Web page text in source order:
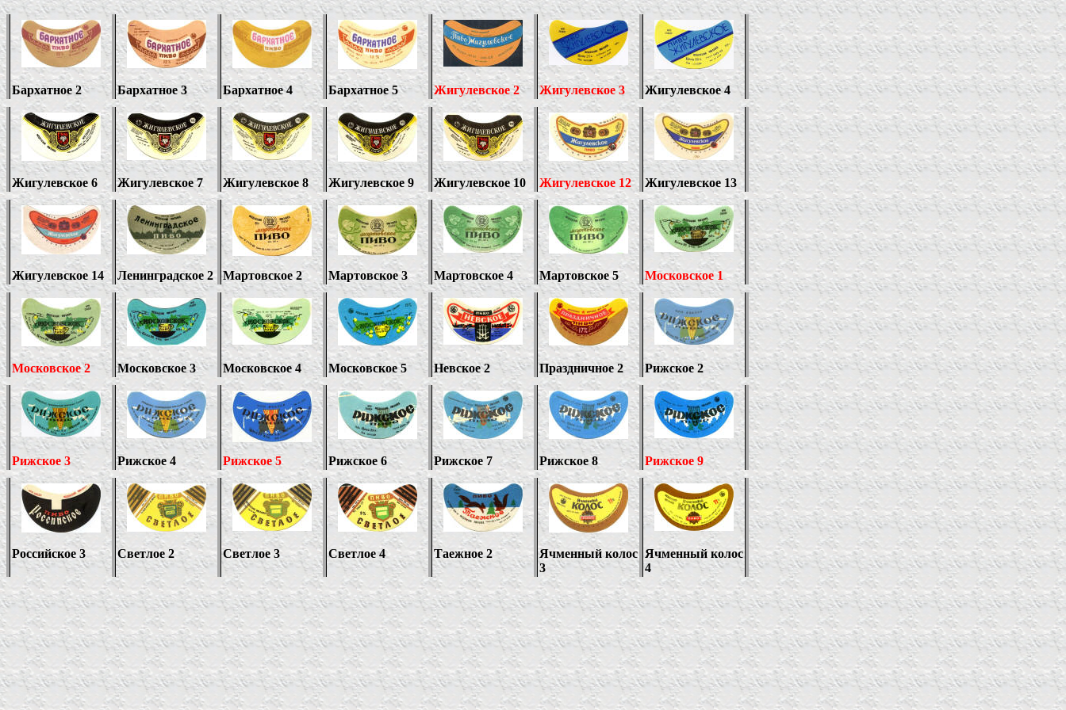
Бархатное 2 Бархатное 3 Бархатное 4 Бархатное 5 Жигулевское 2 Жигулевское 3 Жигулевское 4
Жигулевское 6 Жигулевское 7 Жигулевское 8 Жигулевское 9 Жигулевское 10 Жигулевское 12 Жигулевское 13
Жигулевское 14 Ленинградское 2 Мартовское 2 Мартовское 3 Мартовское 4 Мартовское 5 Московское 1
Московское 2 Московское 3 Московское 4 Московское 5 Невское 2 Праздничное 2 Рижское 2
Рижское 3 Рижское 4 Рижское 5 Рижское 6 Рижское 7 Рижское 8 Рижское 9
Российское 3 Светлое 2 Светлое 3 Светлое 4 Таежное 2
Ячменный колос
3
Ячменный колос
4